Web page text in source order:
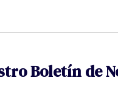
Boletín de